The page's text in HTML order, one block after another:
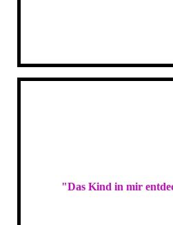
"Das Kind in mir